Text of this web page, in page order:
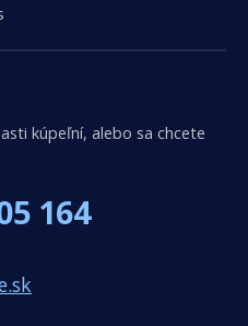
kúpeľní, alebo sa chcete
164